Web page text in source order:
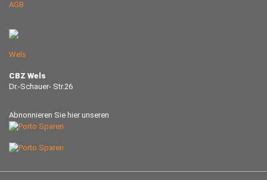
AGB
Wels
CBZ Wels
Dr.-Schauer- Str.26
Abnonnieren Sie hier unseren